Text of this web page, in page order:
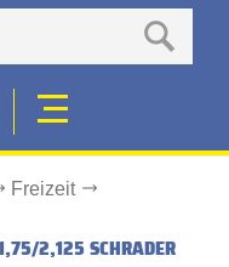
Freizeit
2,125 SCHRADER